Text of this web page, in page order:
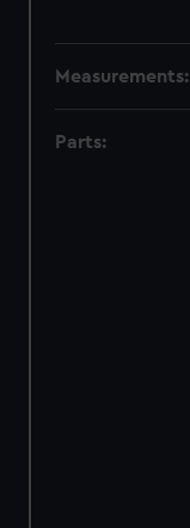
Measurements:
Parts: